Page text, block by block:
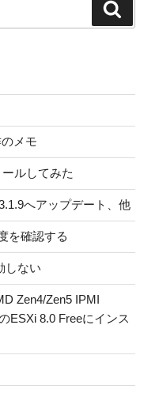
メモ
ルしてみた
へアップデート、他
を確認する
しない
Zen4/Zen5 IPMI
ESXi 8.0 Freeにインス